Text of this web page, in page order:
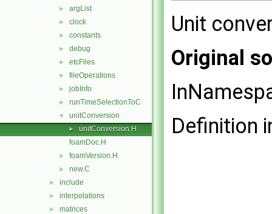
► argList
► clock
► constants
► debug
► etcFiles
► fileOperations
► jobInfo
► runTimeSelectionToC
▼ unitConversion
►
unitConversion.H
foamDoc.H
► foamVersion.H
► new.C
► include
► interpolations
► matrices
Unit
Original
Definition